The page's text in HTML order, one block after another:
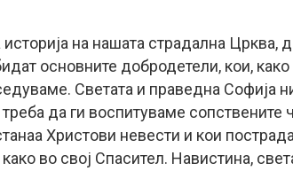
на нашата страдална Црква,
основните добродетели, кои,
Светата и праведна Софија
да ги воспитуваме сопствените
Христови невести и кои
во свој Спасител. Навистина,